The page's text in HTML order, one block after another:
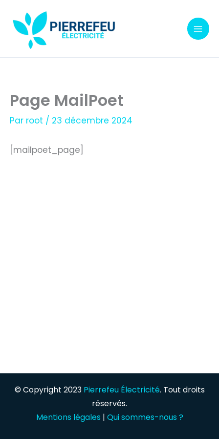
contenu
Page MailPoet
Par root / 23 décembre 2024
[mailpoet_page]
© Copyright 2023 Pierrefeu Électricité. Tout droits
réservés.
Mentions légales | Qui sommes-nous ?